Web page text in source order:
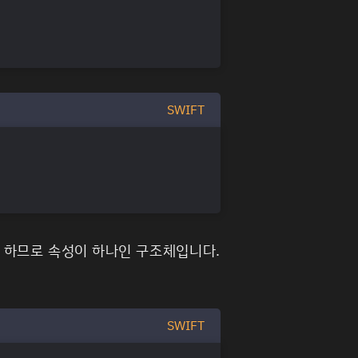
SWIFT
므로 속성이 하나인 구조체입니다.
SWIFT